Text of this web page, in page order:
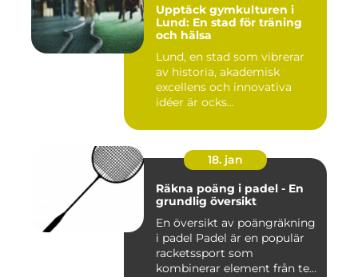
Upptäck gymkulturen i
Lund: En stad för träning
och hälsa
Lund, en stad som vibrerar
av historia, akademisk
excellens och innovativa
idéer är ocks...
18. jan
Räkna poäng i padel - En
grundlig översikt
En översikt av poängräkning
i padel Padel är en populär
racketssport som
kombinerar element från te...